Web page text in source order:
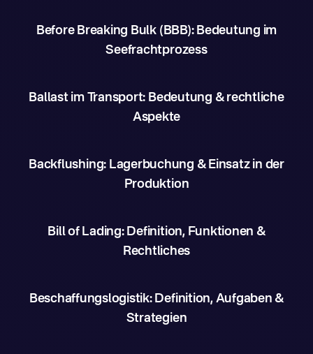
Before Breaking Bulk (BBB): Bedeutung im
Seefrachtprozess
Ballast im Transport: Bedeutung & rechtliche
Aspekte
Backflushing: Lagerbuchung & Einsatz in der
Produktion
Bill of Lading: Definition, Funktionen &
Rechtliches
Beschaffungslogistik: Definition, Aufgaben &
Strategien